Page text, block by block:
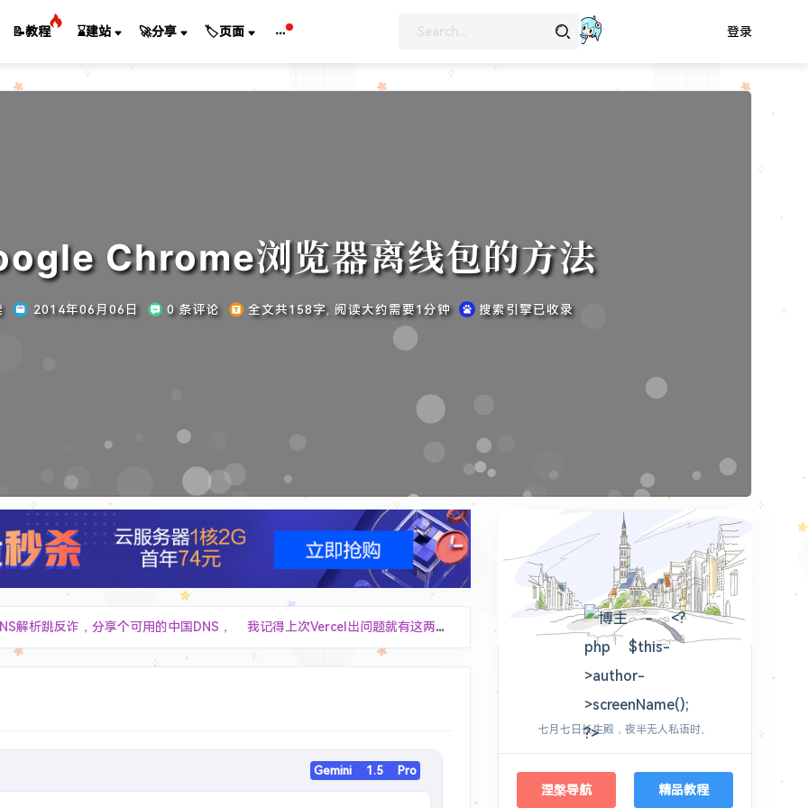
📝教程 ⌛建站 🚀分享 🏷️页面 登录
Chrome浏览器离线包的方法
2014年06月06日 0 条评论 全文共158字, 阅读大约需要1分钟 搜索引擎已收录
解析跳反诈，分享个可用的中国DNS， 我记得上次Vercel出问题就有这两个地址了。 - A：`76.223.126.88` `76.76.21.98` -
4 个激活码Speed Test to Grab More EdgeOneFree Plans
程序不再受支持，因此已停用" ，请教解决办法 ============================================================================ - 打开 chrome 浏览器 - 访问 `chrome://flags/#temporary-unexpire-flags-m137`，将最后参数改为「Enabled」（注意：这个 m137 是 Chrome 版本为 138 时的结果，Chrome 版本是 139 时，这个参数会变成 `chrome://flags/#temporary-unexpire-flags-m138` 请以此类推，尝试那个最大的数） - 重启 Chrome 浏览器（注意：要彻底重启，不要残留后台进程，不然你是看不到后面这些东西的） - 依次访问如下地址，并设置为对应参数 ``` chrome://flags/#extension-manifest-v2-deprecation-warning 设置为[Disabled] chrome://flags/#extension-manifest-v2-deprecation-disabled 设置为[Disabled] chrome://flags/#extension-manifest-v2-deprecation-unsupported 设置为[Disabled] chrome://flags/#allow-legacy-mv2-extensions 设置为[Enabled] ```
信文件传输助手 Web 应用，采用单文件全栈架构，实现跨设备文件传输和消息同步功能。
Gemini 1.5 Pro
love2wind
七月七日长生殿，夜半无人私语时。
涅槃导航 精品教程